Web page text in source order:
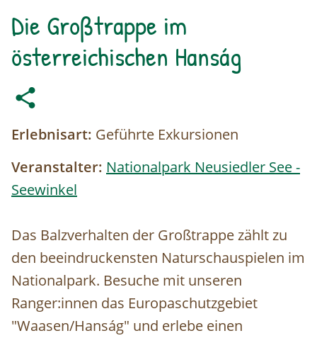
Die Großtrappe im
österreichischen Hanság
Erlebnisart: Geführte Exkursionen
Veranstalter: Nationalpark Neusiedler See -
Seewinkel
Das Balzverhalten der Großtrappe zählt zu
den beeindruckensten Naturschauspielen im
Nationalpark. Besuche mit unseren
Ranger:innen das Europaschutzgebiet
"Waasen/Hanság" und erlebe einen